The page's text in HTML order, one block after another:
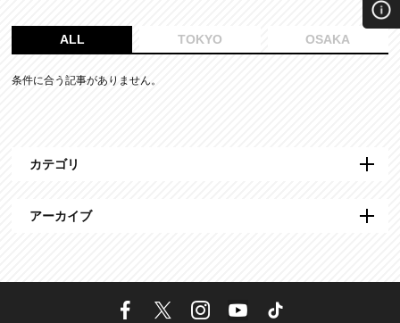
ALL TOKYO OSAKA
条件に合う記事がありません。
カテゴリ
アーカイブ